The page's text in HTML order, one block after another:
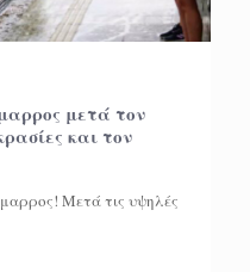
μετά τον
και τον
Μετά τις υψηλές